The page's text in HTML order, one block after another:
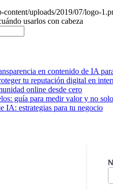
content/uploads/2019/07/logo-
usarlos con cabeza
en contenido de IA
tu reputación digital en
online desde cero
guía para medir valor y no
IA: estrategias para tu negocio